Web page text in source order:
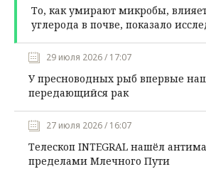
То, как умирают микробы,
углерода в почве, показало
29 июля 2026 / 17:07
У пресноводных рыб впервые
передающийся рак
27 июля 2026 / 16:07
Телескоп INTEGRAL нашёл
пределами Млечного Пути